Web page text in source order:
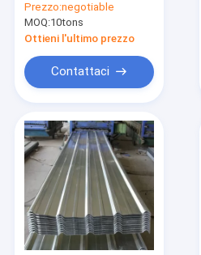
ricoperto il
galvalume Alluminio-
zinco/d'acciaio/lamiera
di acciaio
galvanizzata
Prezzo:negotiable
MOQ:10tons
Ottieni l'ultimo prezzo
Contattaci